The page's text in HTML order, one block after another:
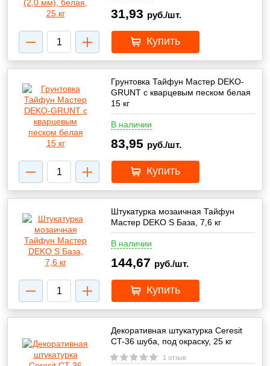
31,93 руб./шт.
Купить
Грунтовка Тайфун Мастер DEKO-
GRUNT с кварцевым песком белая
15 кг
В наличии
83,95 руб./шт.
Купить
Штукатурка мозаичная Тайфун
Мастер DEKO S База, 7,6 кг
В наличии
144,67 руб./шт.
Купить
Декоративная штукатурка Ceresit
CT-36 шуба, под окраску, 25 кг
1 отзыв